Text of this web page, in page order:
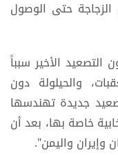
حتى الوصول
التصعيد الأخير سبباً
والحيلولة دون
جديدة تهندسها
خاصة بها، بعد أن
واليمن".